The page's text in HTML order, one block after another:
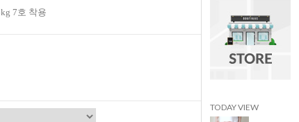
TODAY VIEW
7호 착용